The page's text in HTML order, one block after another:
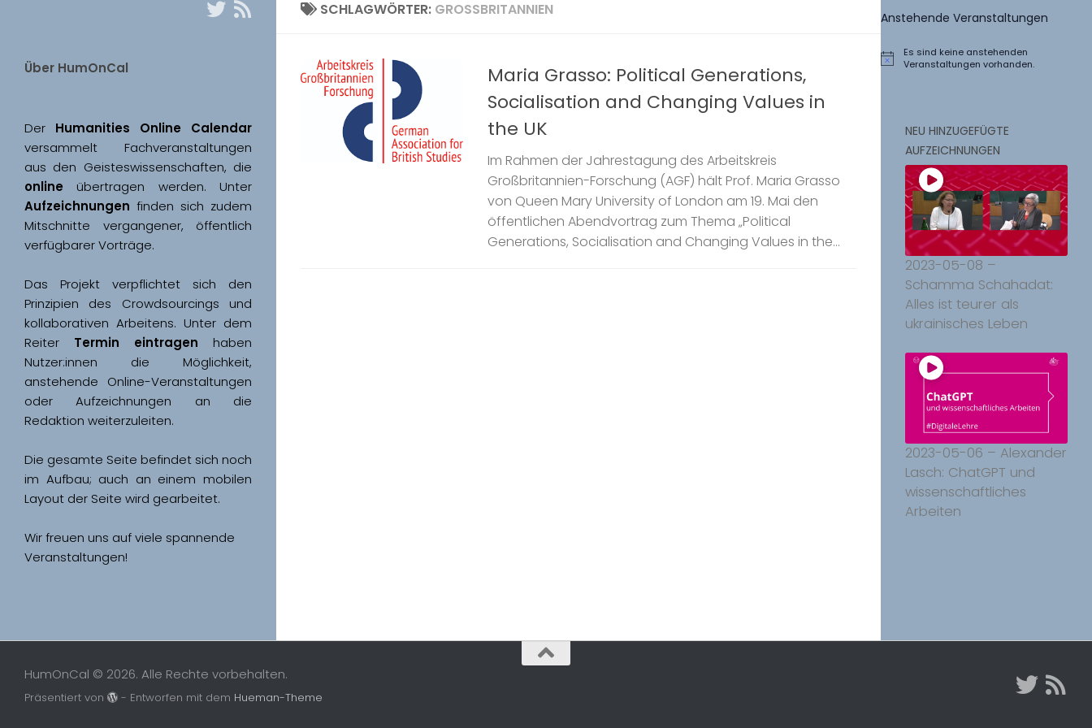
SCHLAGWÖRTER: GROSSBRITANNIEN
Maria Grasso: Political Generations,
Socialisation and Changing Values in
the UK
Im Rahmen der Jahrestagung des Arbeitskreis
Großbritannien-Forschung (AGF) hält Prof. Maria Grasso
von Queen Mary University of London am 19. Mai den
öffentlichen Abendvortrag zum Thema „Political
Generations, Socialisation and Changing Values in the...
Über HumOnCal
Der
versammelt Fachveranstaltungen
online
Aufzeichnungen finden sich zudem
Mitschnitte vergangener, öffentlich
Das Projekt verpflichtet sich den
Prinzipien des Crowdsourcings und
kollaborativen Arbeitens. Unter dem
Reiter Termin eintragen haben
Nutzer:innen die Möglichkeit,
anstehende Online-Veranstaltungen
oder Aufzeichnungen an die
Redaktion weiterzuleiten.
Die gesamte Seite befindet sich noch
im Aufbau; auch an einem mobilen
Wir freuen uns auf viele spannende
Veranstaltungen!
Anstehende Veranstaltungen
Hinweis
Es sind keine anstehenden
Veranstaltungen vorhanden.
NEU HINZUGEFÜGTE
AUFZEICHNUNGEN
2023-05-08 –
Schamma Schahadat:
Alles ist teurer als
ukrainisches Leben
2023-05-06 – Alexander
Lasch: ChatGPT und
wissenschaftliches
Arbeiten
HumOnCal © 2026. Alle Rechte vorbehalten.
Präsentiert von - Entworfen mit dem Hueman-Theme